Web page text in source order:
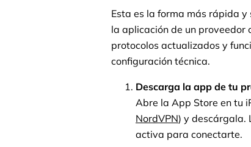
Esta es la forma más rápida
la aplicación de un
protocolos actualizados y
configuración técnica.
Descarga la app de tu
Abre la App Store en tu
NordVPN) y descárgala.
activa para conectarte.